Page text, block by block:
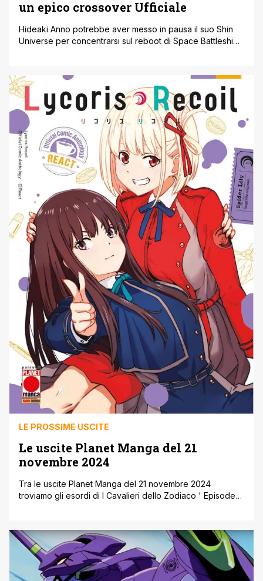
un epico crossover Ufficiale
Hideaki Anno potrebbe aver messo in pausa il suo Shin
Universe per concentrarsi sul reboot di Space Battleship
sorprendente fusione. In un nuovo video, l’unità EVA 01 e
Shin Godzilla si uniscono, creando una creatura
terrificante [']
LE PROSSIME USCITE
Le uscite Planet Manga del 21
novembre 2024
Tra le uscite Planet Manga del 21 novembre 2024
troviamo gli esordi di I Cavalieri dello Zodiaco ' Episode
arriva, in collaborazione con Disney, Kingdom Hearts III e
continuano altri successi come She Is Beautiful, Black [']